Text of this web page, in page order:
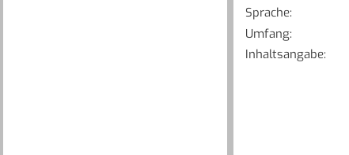
Sprache:
Umfang:
Inhaltsangabe: